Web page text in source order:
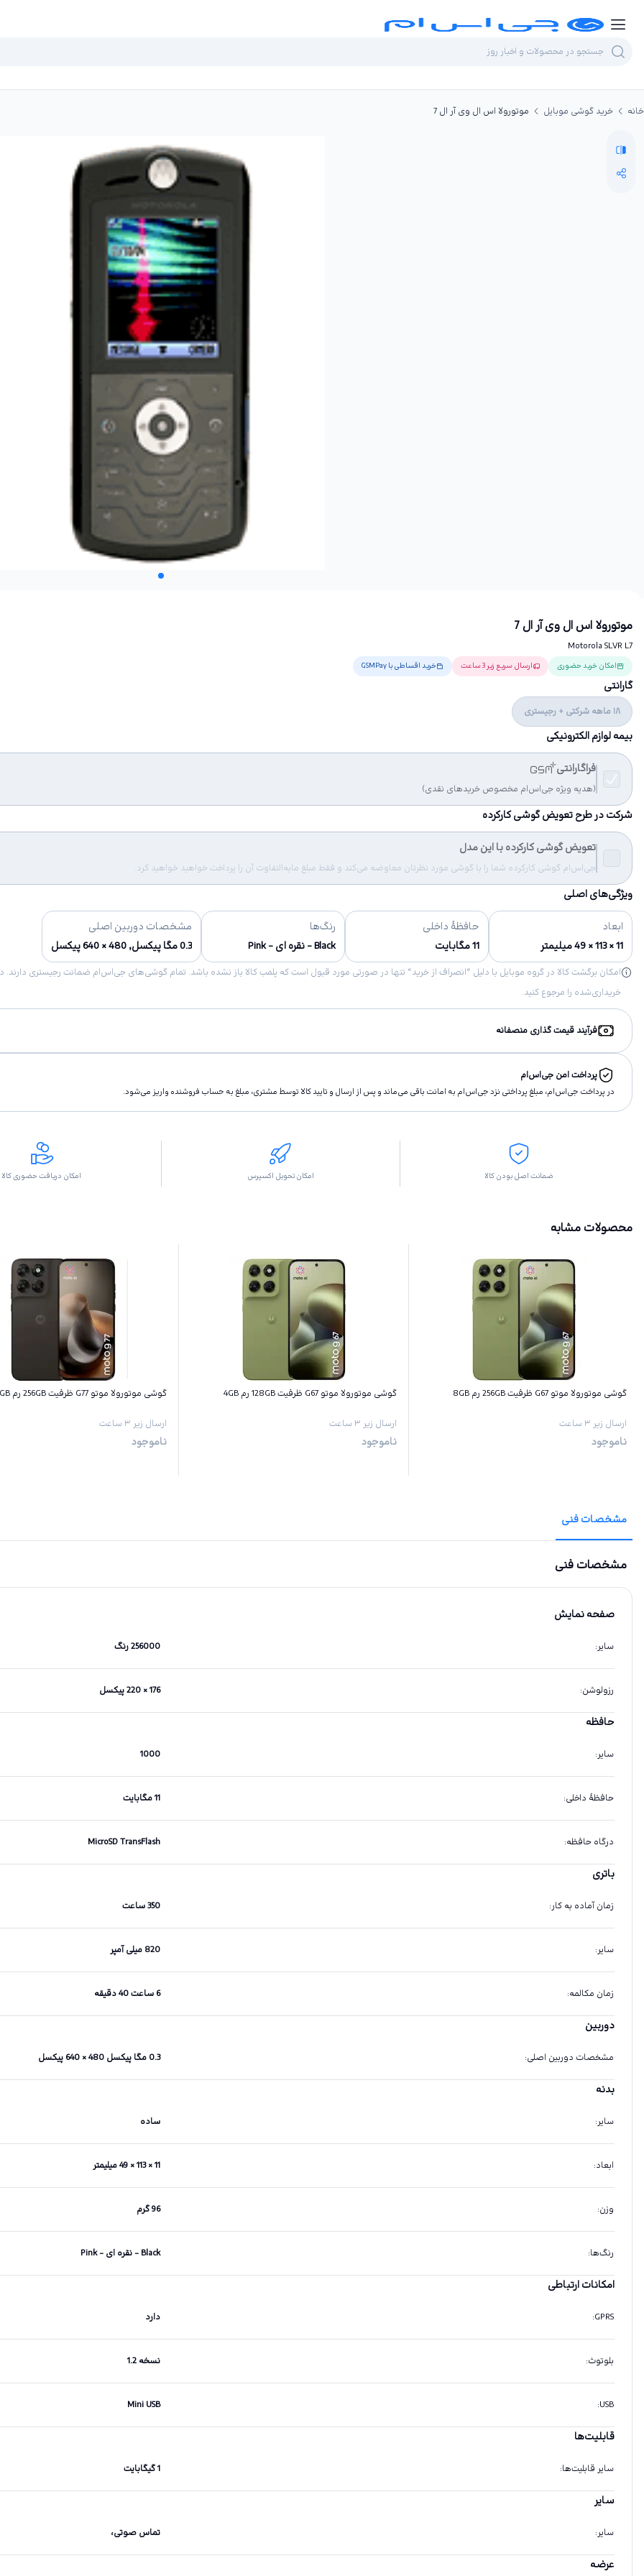
خانه خرید گوشی موبایل موتورولا اس ال وی آر ال 7
موتورولا اس ال وی آر ال 7
Motorola SLVR L7
امکان خرید حضوری ارسال سریع زیر 3 ساعت خرید اقساطی با GSMPay
گارانتی
18 ماهه شرکتی + رجیستری
بیمه لوازم الکترونیکی
فراگارانتی
(هدیه ویژه جی‌اس‌ام مخصوص خریدهای نقدی)
شرکت در طرح تعویض گوشی کارکرده
تعویض گوشی کارکرده با این مدل
جی‌اس‌ام گوشی کارکرده شما را با گوشی مورد نظرتان معاوضه می‌کند و فقط مبلغ مابه‌التفاوت آن را پرداخت خواهید خواهید کرد.
ویژگی‌های اصلی
ابعاد
11 × 113 × 49 میلیمتر
حافظهٔ داخلی
11 مگابایت
رنگ‌ها
Black - نقره ای - Pink
مشخصات دوربین اصلی
0.3 مگا پیکسل, 480 × 640 پیکسل
خریداری‌شده را مرجوع کنید.
فرآیند قیمت گذاری منصفانه
پرداخت امن جی‌اس‌ام
در پرداخت جی‌اس‌ام، مبلغ پرداختى نزد جی‌اس‌ام به امانت باقى مى‌ماند و پس از ارسال و تاييد كالا توسط مشتری، مبلغ به حساب فروشنده واريز مى‌شود.
ضمانت اصل بودن کالا امکان تحویل اکسپرس امکان دریافت حضوری کالا
محصولات مشابه
گوشی موتورولا موتو G67 ظرفیت 256GB رم 8GB
ارسال زیر ۳ ساعت
ناموجود
گوشی موتورولا موتو G67 ظرفیت 128GB رم 4GB
ارسال زیر ۳ ساعت
ناموجود
گوشی موتورولا موتو G77 ظرفیت 256GB رم 8GB
ارسال زیر ۳ ساعت
ناموجود
مشخصات فنی
مشخصات فنی
صفحه نمایش
سایر: 256000 رنگ
رزولوشن: 176 × 220 پیکسل
حافظه
سایر:
1000
حافظهٔ داخلی: 11 مگابایت
درگاه حافظه:
MicroSD TransFlash
باتری
زمان آماده به کار: 350 ساعت
سایر: 820 میلی آمپر
زمان مکالمه: 6 ساعت 40 دقیقه
دوربین
مشخصات دوربین اصلی: 0.3 مگا پیکسل 480 × 640 پیکسل
بدنه
سایر: ساده
ابعاد: 11 × 113 × 49 میلیمتر
وزن: 96 گرم
رنگ‌ها: Black - نقره ای - Pink
امکانات ارتباطی
GPRS
: دارد
بلوتوث: نسخه 1.2
USB
:
Mini USB
قابلیت‌ها
سایر قابلیت‌ها: 1 گیگابایت
سایر
سایر: تماس صوتی،
عرضه